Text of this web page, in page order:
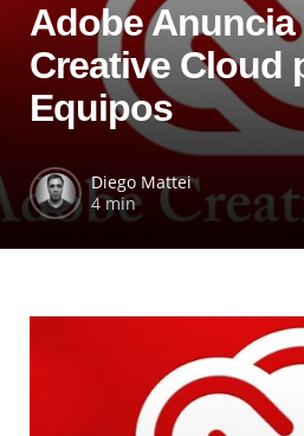
Adobe Anuncia
Creative Cloud
Equipos
Diego Mattei
4 min